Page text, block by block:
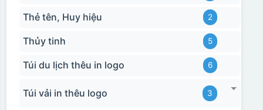
Thẻ tên, Huy hiệu 2
Thủy tinh 5
Túi du lịch thêu in logo 6
Túi vải in thêu logo 3